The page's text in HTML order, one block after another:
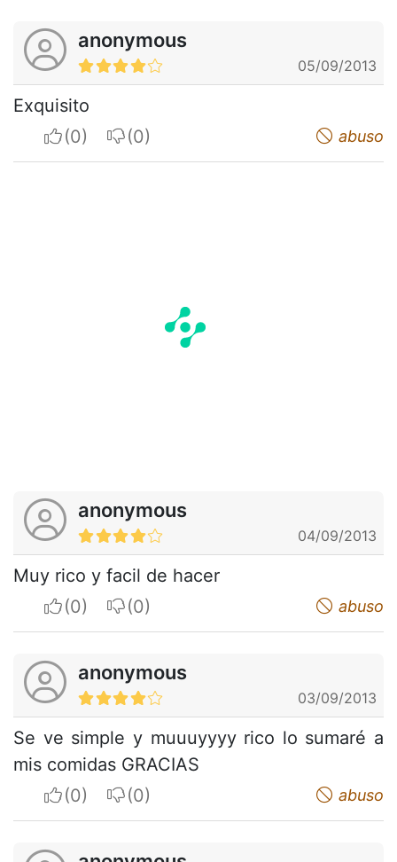
anonymous
05/09/2013
Exquisito
I apreciateI do not appreciate abuso
anonymous
04/09/2013
Muy rico y facil de hacer
I apreciateI do not appreciate abuso
anonymous
03/09/2013
Se ve simple y muuuyyyy rico lo sumaré a
mis comidas GRACIAS
I apreciateI do not appreciate abuso